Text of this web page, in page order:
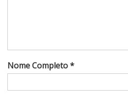
Nome Completo *